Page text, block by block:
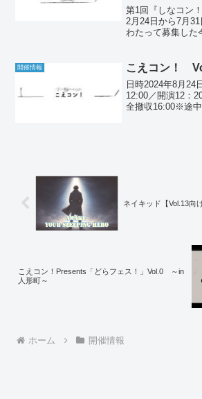
第1回『しなコン
2月24日から7月
わたって募集した
回る、約30作品も
した。ご...
開催情報 こえコン！
日時2024年8月
12:00／開演12
全撤収16:00※途
ネイキッド【Vol.13向
こえコン！Presents「どらフェス！」Vol.0 ～in
人形町～
ホーム 開催情報